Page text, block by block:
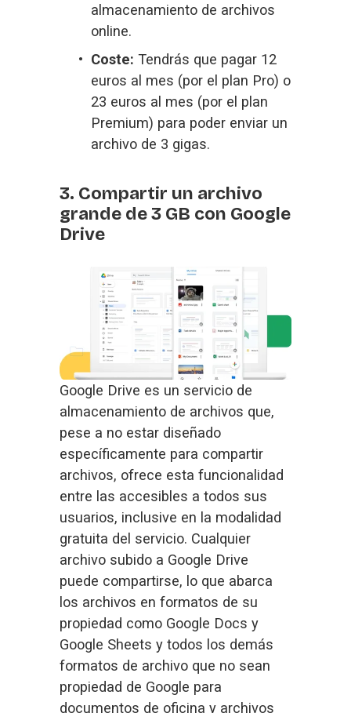
almacenamiento de archivos
online.
Coste: Tendrás que pagar 12
euros al mes (por el plan Pro) o
23 euros al mes (por el plan
Premium) para poder enviar un
archivo de 3 gigas.
3. Compartir un archivo
grande de 3 GB con Google
Drive
Google Drive es un servicio de
almacenamiento de archivos que,
pese a no estar diseñado
específicamente para compartir
archivos, ofrece esta funcionalidad
entre las accesibles a todos sus
usuarios, inclusive en la modalidad
gratuita del servicio. Cualquier
archivo subido a Google Drive
puede compartirse, lo que abarca
los archivos en formatos de su
propiedad como Google Docs y
Google Sheets y todos los demás
formatos de archivo que no sean
propiedad de Google para
documentos de oficina y archivos